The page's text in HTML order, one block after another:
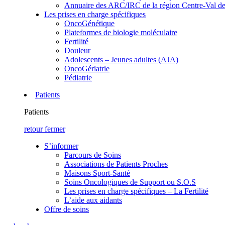
Annuaire des ARC/IRC de la région Centre-Val
Les prises en charge spécifiques
OncoGénétique
Plateformes de biologie moléculaire
Fertilité
Douleur
Adolescents – Jeunes adultes (AJA)
OncoGériatrie
Pédiatrie
Patients
Patients
retour fermer
S’informer
Parcours de Soins
Associations de Patients Proches
Maisons Sport-Santé
Soins Oncologiques de Support ou S.O.S
Les prises en charge spécifiques – La Fertilité
L’aide aux aidants
Offre de soins